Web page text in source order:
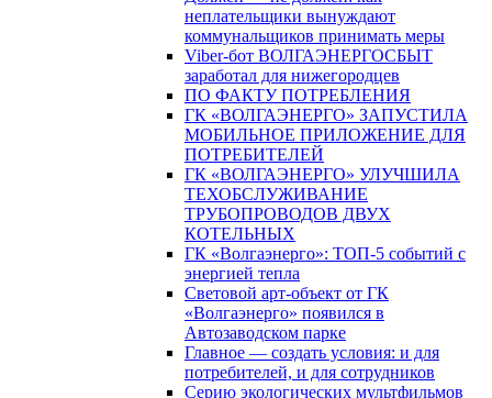
неплательщики вынуждают
коммунальщиков принимать меры
Viber-бот ВОЛГАЭНЕРГОСБЫТ
заработал для нижегородцев
ПО ФАКТУ ПОТРЕБЛЕНИЯ
ГК «ВОЛГАЭНЕРГО» ЗАПУСТИЛА
МОБИЛЬНОЕ ПРИЛОЖЕНИЕ ДЛЯ
ПОТРЕБИТЕЛЕЙ
ГК «ВОЛГАЭНЕРГО» УЛУЧШИЛА
ТЕХОБСЛУЖИВАНИЕ
ТРУБОПРОВОДОВ ДВУХ
КОТЕЛЬНЫХ
ГК «Волгаэнерго»: ТОП-5 событий с
энергией тепла
Световой арт-объект от ГК
«Волгаэнерго» появился в
Автозаводском парке
Главное — создать условия: и для
потребителей, и для сотрудников
Серию экологических мультфильмов